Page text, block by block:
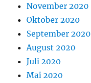
November 2020
Oktober 2020
September 2020
August 2020
Juli 2020
Mai 2020